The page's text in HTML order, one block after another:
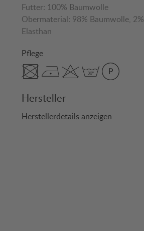
Futter: 100% Baumwolle
Obermaterial: 98% Baumwolle, 2%
Elasthan
Pflege
Hersteller
Herstellerdetails anzeigen